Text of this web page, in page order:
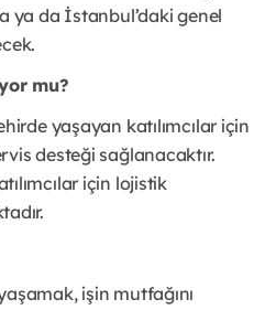
ya da İstanbul’daki genel
mu?
yaşayan katılımcılar için
desteği sağlanacaktır.
için lojistik
işin mutfağını